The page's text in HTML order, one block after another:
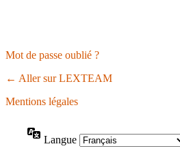
Mot de passe oublié ?
← Aller sur LEXTEAM
Mentions légales
Langue